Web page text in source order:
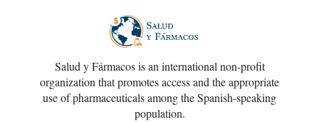
Salud y Fármacos is an international non-profit
organization that promotes access and the appropriate
use of pharmaceuticals among the Spanish-speaking
population.